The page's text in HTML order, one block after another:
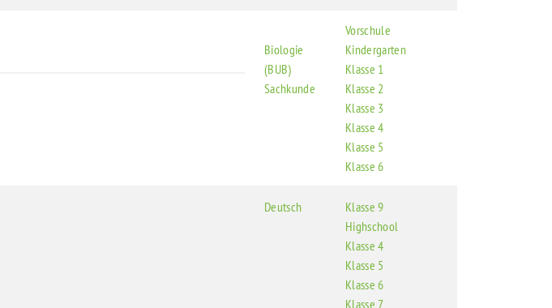
Biologie
(BUB)
Sachkunde
Vorschule
Kindergarten
Klasse 1
Klasse 2
Klasse 3
Klasse 4
Klasse 5
Klasse 6
Deutsch
Klasse 9
Highschool
Klasse 4
Klasse 5
Klasse 6
Klasse 7